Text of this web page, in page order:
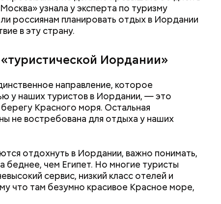
узнала у эксперта по туризму
россиянам планировать отдых в Иордании
в эту страну.
Иордании»
направление, которое
у наших туристов в Иордании, — это
Красного моря. Остальная
не востребована для отдыха у наших
отдохнуть в Иордании, важно понимать,
беднее, чем Египет. Но многие туристы
сервис, низкий класс отелей и
что там безумно красивое Красное море,
разогретую до 180–190 градусов.
запекать 25–30 минут.